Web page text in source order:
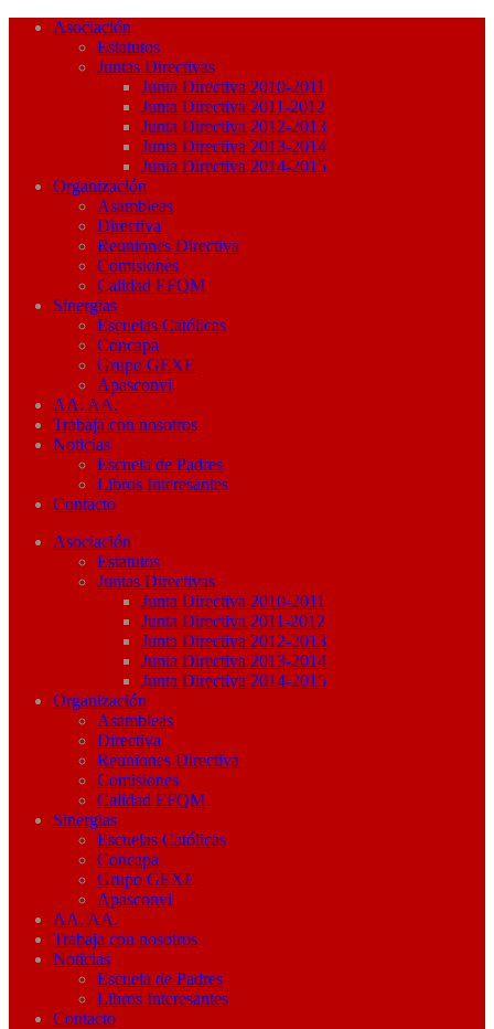
Asociación
Estatutos
Juntas Directivas
Junta Directiva 2010-2011
Junta Directiva 2011-2012
Junta Directiva 2012-2013
Junta Directiva 2013-2014
Junta Directiva 2014-2015
Organización
Asambleas
Directiva
Reuniones Directiva
Comisiones
Calidad EFQM
Sinergias
Escuelas Católicas
Concapa
Grupo GEXE
Apasconvi
AA. AA.
Trabaja con nosotros
Noticias
Escuela de Padres
Libros Interesantes
Contacto
Asociación
Estatutos
Juntas Directivas
Junta Directiva 2010-2011
Junta Directiva 2011-2012
Junta Directiva 2012-2013
Junta Directiva 2013-2014
Junta Directiva 2014-2015
Organización
Asambleas
Directiva
Reuniones Directiva
Comisiones
Calidad EFQM
Sinergias
Escuelas Católicas
Concapa
Grupo GEXE
Apasconvi
AA. AA.
Trabaja con nosotros
Noticias
Escuela de Padres
Libros Interesantes
Contacto